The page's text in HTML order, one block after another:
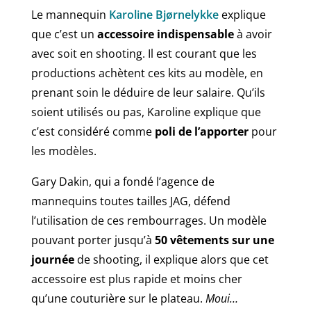
Le mannequin Karoline Bjørnelykkeexplique
que c’est un accessoire indispensableà avoir
avec soit en shooting. Il est courant que les
productions achètent ces kits au modèle, en
prenant soin le déduire de leur salaire. Qu’ils
soient utilisés ou pas, Karoline explique que
c’est considéré comme poli de l’apporterpour
les modèles.
Gary Dakin, qui a fondé l’agence de
mannequins toutes tailles JAG, défend
l’utilisation de ces rembourrages. Un modèle
pouvant porter jusqu’à 50 vêtements sur une
journéede shooting, il explique alors que cet
accessoire est plus rapide et moins cher
qu’une couturière sur le plateau. Moui…